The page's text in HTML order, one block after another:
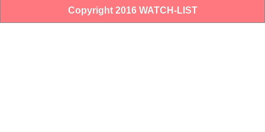
Copyright 2016 WATCH-LIST